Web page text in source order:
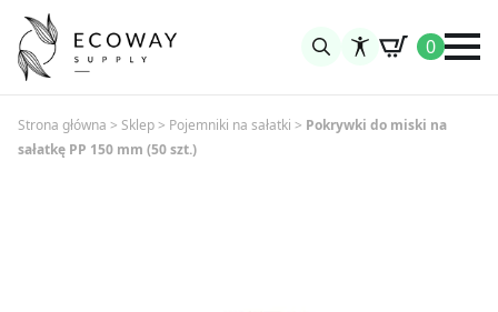
0
Strona główna > Sklep> Pojemniki na sałatki > Pokrywki do miski na
sałatkę PP 150 mm (50 szt.)